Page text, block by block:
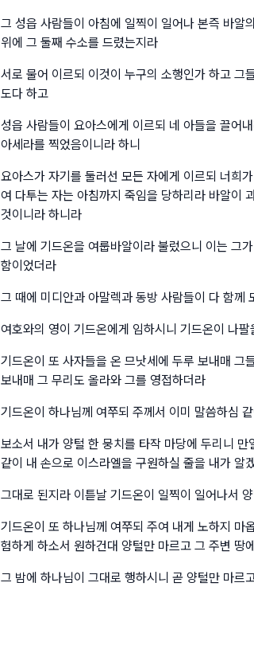
그 성읍 사람들이 아침에 일찍이 일어나 본즉 바알
위에 그 둘째 수소를 드렸는지라
서로 물어 이르되 이것이 누구의 소행인가 하고 그
도다 하고
성읍 사람들이 요아스에게 이르되 네 아들을 끌어
아세라를 찍었음이니라 하니
요아스가 자기를 둘러선 모든 자에게 이르되 너희
여 다투는 자는 아침까지 죽임을 당하리라 바알이
것이니라 하니라
그 날에 기드온을 여룹바알이라 불렀으니 이는 그
함이었더라
그 때에 미디안과 아말렉과 동방 사람들이 다 함께
여호와의 영이 기드온에게 임하시니 기드온이 나
기드온이 또 사자들을 온 므낫세에 두루 보내매 그
보내매 그 무리도 올라와 그를 영접하더라
기드온이 하나님께 여쭈되 주께서 이미 말씀하심
보소서 내가 양털 한 뭉치를 타작 마당에 두리니
같이 내 손으로 이스라엘을 구원하실 줄을 내가 알
그대로 된지라 이튿날 기드온이 일찍이 일어나서
기드온이 또 하나님께 여쭈되 주여 내게 노하지 마
험하게 하소서 원하건대 양털만 마르고 그 주변 땅
그 밤에 하나님이 그대로 행하시니 곧 양털만 마르